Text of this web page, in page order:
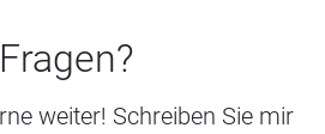
weiter! Schreiben Sie mir